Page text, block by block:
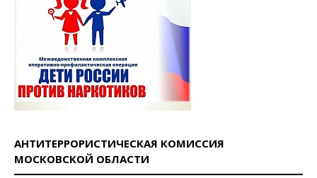
АНТИТЕРРОРИСТИЧЕСКАЯ КОМИССИЯ
МОСКОВСКОЙ ОБЛАСТИ